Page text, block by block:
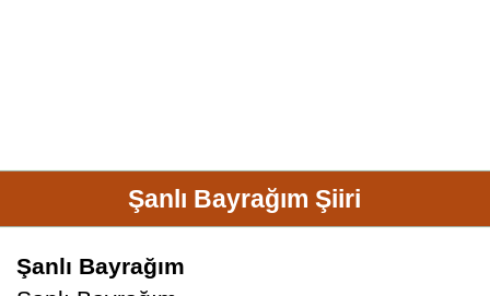
Şanlı Bayrağım Şiiri
Şanlı Bayrağım